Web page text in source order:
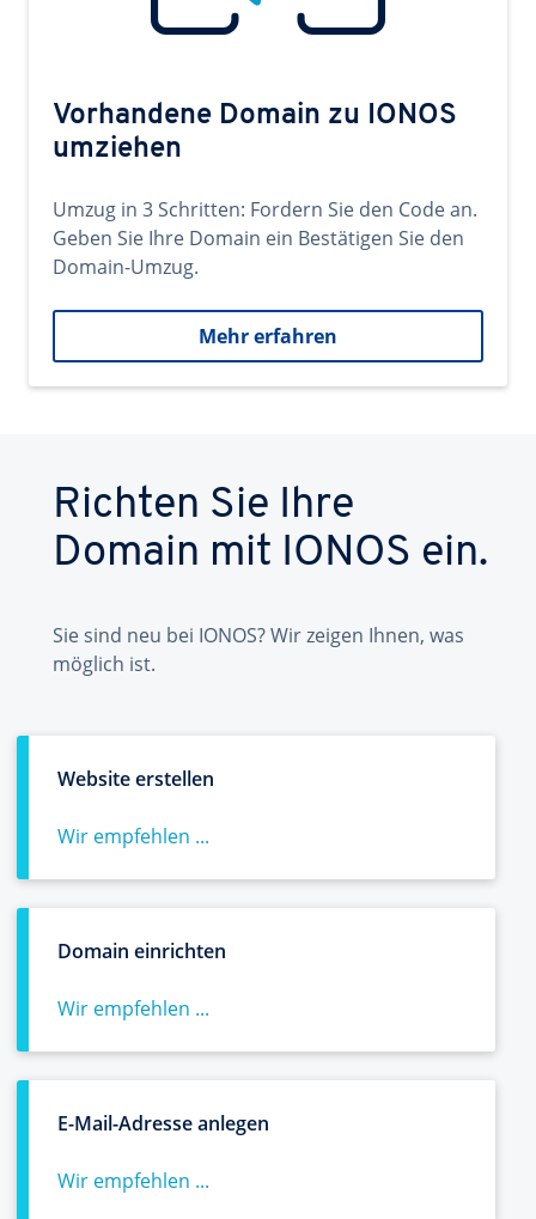
Vorhandene Domain zu IONOS
umziehen
Umzug in 3 Schritten: Fordern Sie den Code an.
Geben Sie Ihre Domain ein Bestätigen Sie den
Domain-Umzug.
Mehr erfahren
Richten Sie Ihre
Domain mit IONOS ein.
Sie sind neu bei IONOS? Wir zeigen Ihnen, was
möglich ist.
Website erstellen
Wir empfehlen ...
Domain einrichten
Wir empfehlen ...
E-Mail-Adresse anlegen
Wir empfehlen ...